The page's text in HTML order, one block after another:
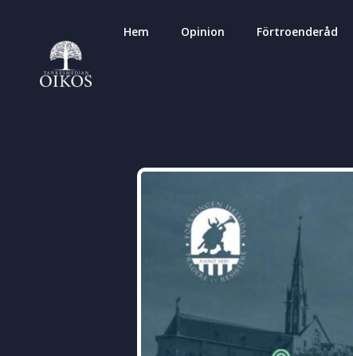
Hem Opinion Förtroenderåd